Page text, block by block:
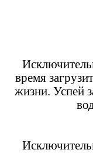
время
жизни. Успей